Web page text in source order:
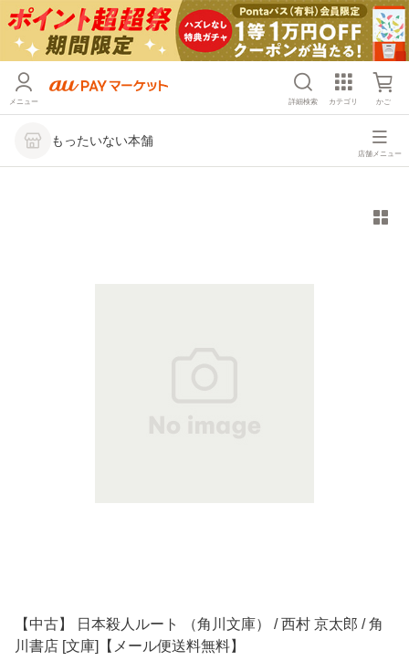
メニュー 詳細検索 カテゴリ かご
もったいない本舗
店舗メニュー
【中古】 日本殺人ルート （角川文庫） / 西村 京太郎 / 角
川書店 [文庫]【メール便送料無料】